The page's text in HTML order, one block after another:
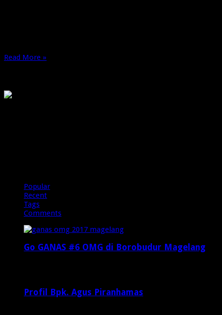
Read More »
Popular
Recent
Tags
Comments
Go GANAS #6 OMG di Borobudur Magelang
Profil Bpk. Agus Piranhamas